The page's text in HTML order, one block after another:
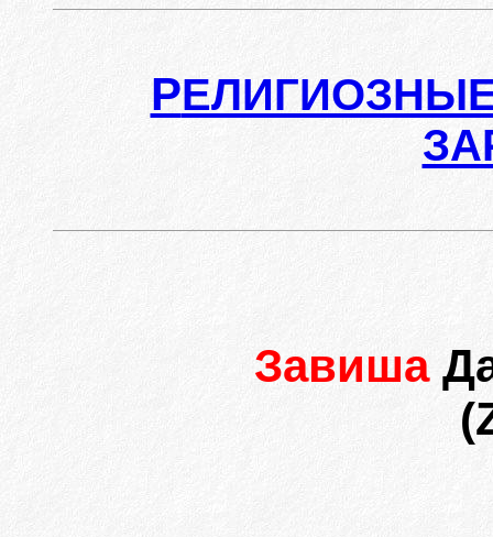
Р
Завиша